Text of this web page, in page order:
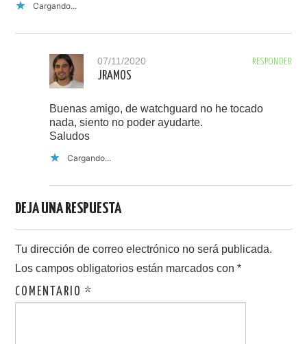
Cargando...
RESPONDER
07/11/2020
JRAMOS
Buenas amigo, de watchguard no he tocado
nada, siento no poder ayudarte.
Saludos
Cargando...
DEJA UNA RESPUESTA
Tu dirección de correo electrónico no será publicada.
Los campos obligatorios están marcados con*
COMENTARIO*